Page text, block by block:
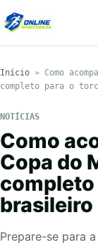
Início » Como
completo para o
NOTÍCIAS
Como
Copa do
brasileiro
Prepare-se para